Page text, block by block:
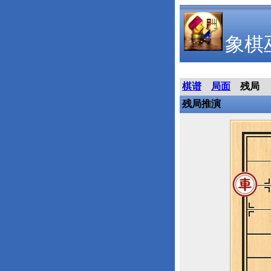
象棋
棋谱 局面
残局
残局推演